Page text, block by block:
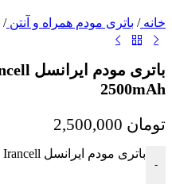
خانه/ باتری مودم همراه و آنتن/
2500mAh
تومان
-
باتری مودم ایرانسل CA60 Irancell ظرفیت 2500mAh عدد